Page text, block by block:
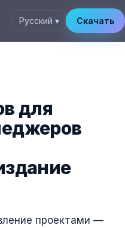
Русский ▾ Скачать
для
проектами —